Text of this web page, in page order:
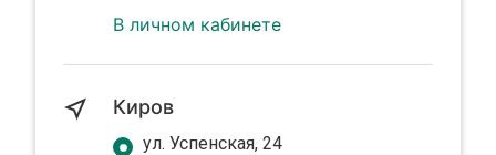
В личном кабинете
Киров
ул. Успенская, 24